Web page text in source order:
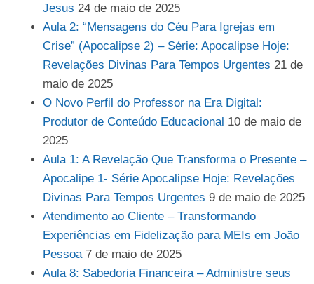
Jesus 24 de maio de 2025
Aula 2: “Mensagens do Céu Para Igrejas em
Crise” (Apocalipse 2) – Série: Apocalipse Hoje:
Revelações Divinas Para Tempos Urgentes 21 de
maio de 2025
O Novo Perfil do Professor na Era Digital:
Produtor de Conteúdo Educacional 10 de maio de
2025
Aula 1: A Revelação Que Transforma o Presente –
Apocalipe 1- Série Apocalipse Hoje: Revelações
Divinas Para Tempos Urgentes 9 de maio de 2025
Atendimento ao Cliente – Transformando
Experiências em Fidelização para MEIs em João
Pessoa 7 de maio de 2025
Aula 8: Sabedoria Financeira – Administre seus